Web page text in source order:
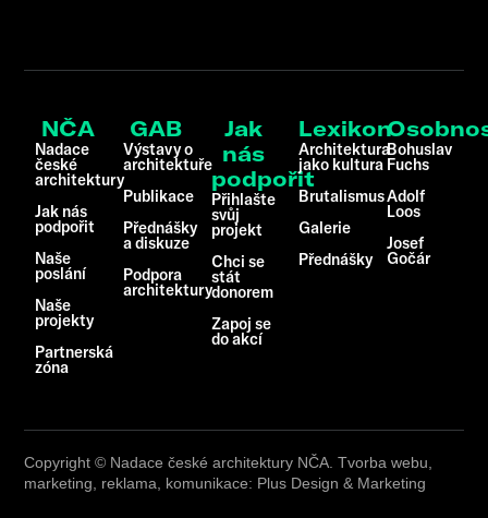
NČA
Nadace
české
architektury
Jak nás
podpořit
Naše
poslání
Naše
projekty
Partnerská
zóna
GAB
Výstavy o
architektuře
Publikace
Přednášky
a diskuze
Podpora
architektury
Jak
nás
podpořit
Přihlašte
svůj
projekt
Chci se
stát
donorem
Zapoj se
do akcí
Lexikon
Architektura
jako kultura
Brutalismus
Galerie
Přednášky
Bohuslav
Fuchs
Adolf
Loos
Josef
Gočár
Copyright © Nadace české architektury NČA. Tvorba webu,
marketing, reklama, komunikace: Plus Design & Marketing